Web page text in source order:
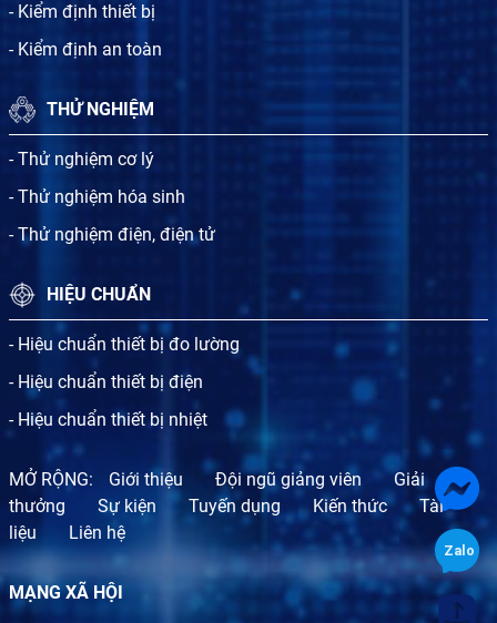
- Kiểm định thiết bị
- Kiểm định an toàn
THỬ NGHIỆM
- Thử nghiệm cơ lý
- Thử nghiệm hóa sinh
- Thử nghiệm điện, điện tử
HIỆU CHUẨN
- Hiệu chuẩn thiết bị đo lường
- Hiệu chuẩn thiết bị điện
- Hiệu chuẩn thiết bị nhiệt
MỞ RỘNG: Giới thiệu Đội ngũ giảng viên
Giải
thưởng
Sự kiện Tuyến dụng Kiến thức
Tài
liệu
Liên hệ
MẠNG XÃ HỘI